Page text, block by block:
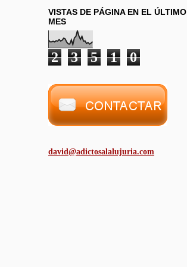
VISTAS DE PÁGINA EN EL ÚLTIMO
MES
2 3 5 1 0
david@adictosalalujuria.com